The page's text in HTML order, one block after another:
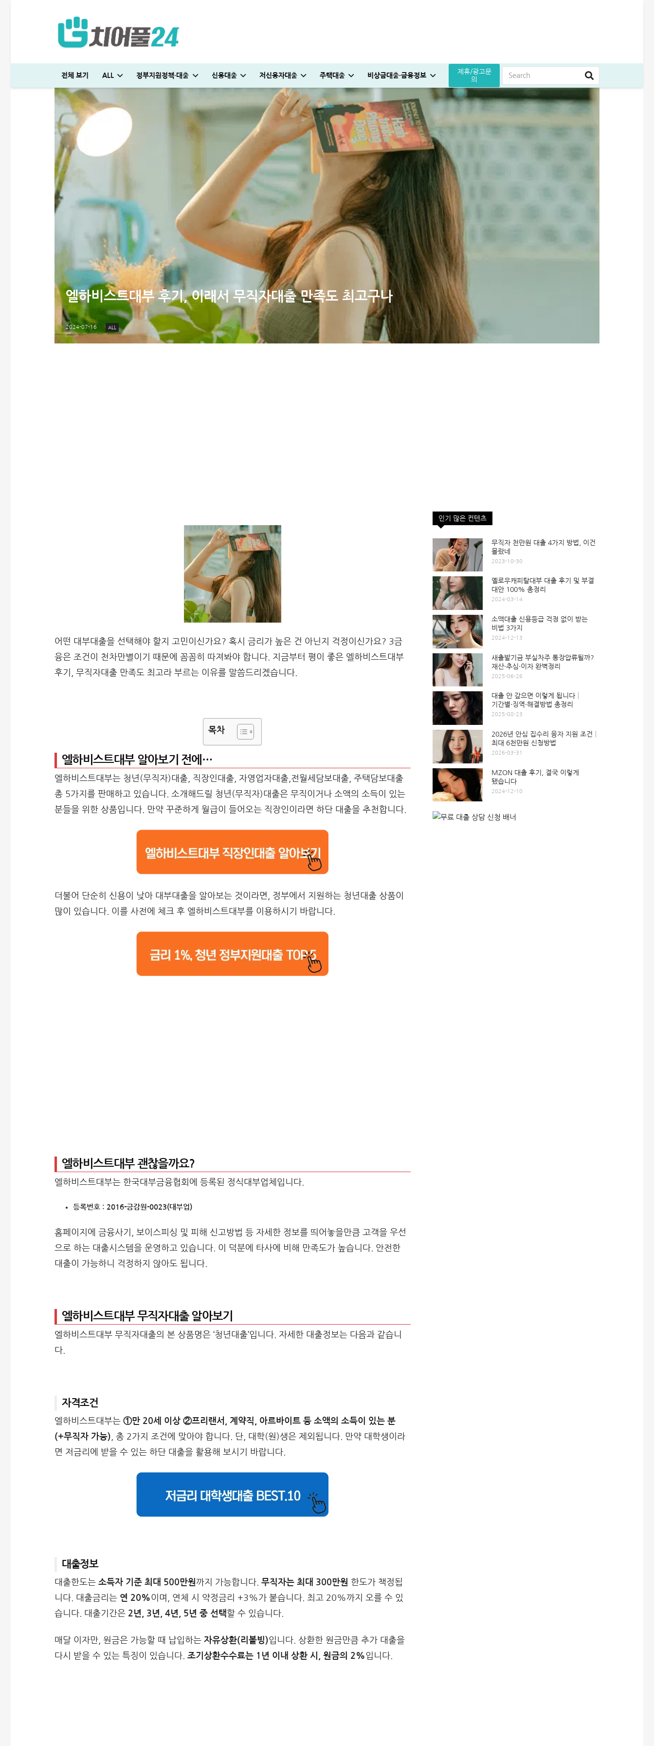
전체 보기 ALL 정부지원정책·대출 신용대출 저신용자대출 주택대출 비상금대출·금융정보
제휴/광고문
의
엘하비스트대부 후기, 이래서 무직자대출 만족도 최고구나
2024-07-16 ALL
어떤 대부대출을 선택해야 할지 고민이신가요? 혹시 금리가 높은 건 아닌지 걱정이신가요? 3금
융은 조건이 천차만별이기 때문에 꼼꼼히 따져봐야 합니다. 지금부터 평이 좋은 엘하비스트대부
후기, 무직자대출 만족도 최고라 부르는 이유를 말씀드리겠습니다.
목차
엘하비스트대부 알아보기 전에…
엘하비스트대부는 청년(무직자)대출, 직장인대출, 자영업자대출,전월세담보대출, 주택담보대출
총 5가지를 판매하고 있습니다. 소개해드릴 청년(무직자)대출은 무직이거나 소액의 소득이 있는
분들을 위한 상품입니다. 만약 꾸준하게 월급이 들어오는 직장인이라면 하단 대출을 추천합니다.
더불어 단순히 신용이 낮아 대부대출을 알아보는 것이라면, 정부에서 지원하는 청년대출 상품이
많이 있습니다. 이를 사전에 체크 후 엘하비스트대부를 이용하시기 바랍니다.
엘하비스트대부 괜찮을까요?
엘하비스트대부는 한국대부금융협회에 등록된 정식대부업체입니다.
등록번호 : 2016-금감원-0023(대부업)
홈페이지에 금융사기, 보이스피싱 및 피해 신고방법 등 자세한 정보를 띄어놓을만큼 고객을 우선
으로 하는 대출시스템을 운영하고 있습니다. 이 덕분에 타사에 비해 만족도가 높습니다. 안전한
대출이 가능하니 걱정하지 않아도 됩니다.
엘하비스트대부 무직자대출 알아보기
엘하비스트대부 무직자대출의 본 상품명은 ‘청년대출’입니다. 자세한 대출정보는 다음과 같습니
다.
자격조건
엘하비스트대부는 ①만 20세 이상 ②프리랜서, 계약직, 아르바이트 등 소액의 소득이 있는 분
(+무직자 가능) , 총 2가지 조건에 맞아야 합니다. 단, 대학(원)생은 제외됩니다. 만약 대학생이라
면 저금리에 받을 수 있는 하단 대출을 활용해 보시기 바랍니다.
대출정보
대출한도는 소득자 기준 최대 500만원까지 가능합니다. 무직자는 최대 300만원 한도가 책정됩
니다. 대출금리는 연 20%이며, 연체 시 약정금리 +3%가 붙습니다. 최고 20%까지 오를 수 있
습니다. 대출기간은 2년, 3년, 4년, 5년 중 선택할 수 있습니다.
매달 이자만, 원금은 가능할 때 납입하는 자유상환(리볼빙)입니다. 상환한 원금만큼 추가 대출을
다시 받을 수 있는 특징이 있습니다. 조기상환수수료는 1년 이내 상환 시, 원금의 2%입니다.
인기 많은 컨텐츠
무직자 천만원 대출 4가지 방법, 이건
몰랐네
2023-10-30
옐로우캐피탈대부 대출 후기 및 부결
대안 100% 총정리
2024-03-14
소액대출 신용등급 걱정 없이 받는
비법 3가지
2024-12-13
새출발기금 부실차주 통장압류될까?
재산·추심·이자 완벽정리
2025-06-26
대출 안 갚으면 이렇게 됩니다│
기간별·징역·해결방법 총정리
2025-08-23
2026년 안심 집수리 융자 지원 조건│
최대 6천만원 신청방법
2026-03-31
MZON 대출 후기, 결국 이렇게
됐습니다
2024-12-10